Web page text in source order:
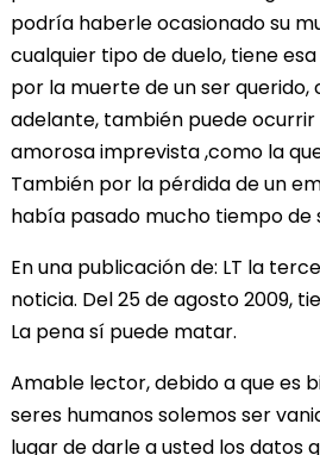
podría haberle ocasionado su
cualquier tipo de duelo, tiene
por la muerte de un ser
adelante, también puede
amorosa imprevista ,como la
También por la pérdida de un
había pasado mucho tiempo de
En una publicación de: LT la
noticia. Del 25 de agosto 2009,
La pena sí puede matar.
Amable lector, debido a que es
seres humanos solemos ser
lugar de darle a usted los datos